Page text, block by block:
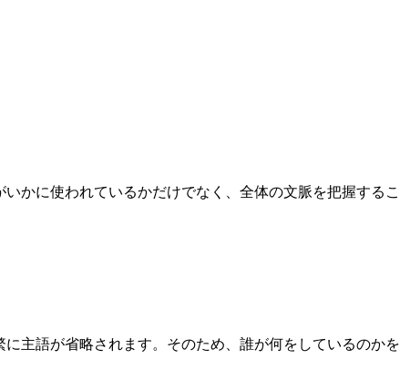
かに使われているかだけでなく、全体の文脈を把握するこ
主語が省略されます。そのため、誰が何をしているのかを